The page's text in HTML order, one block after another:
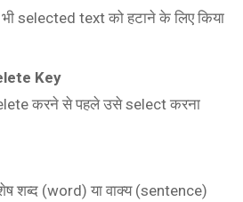
भी selected text को हटाने के लिए किया
Key
करने से पहले उसे select करना
शब्द (word) या वाक्य (sentence)